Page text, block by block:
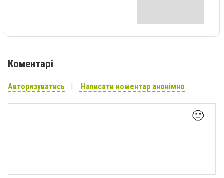
Коментарі
Авторизуватись Написати коментар анонімно
🙂